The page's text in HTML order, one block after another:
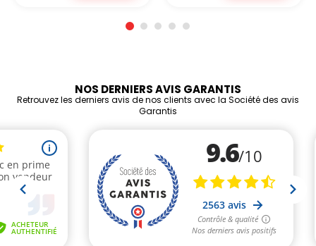
NOS DERNIERS AVIS GARANTIS
Retrouvez les derniers avis de nos clients avec la Société des avis
Garantis